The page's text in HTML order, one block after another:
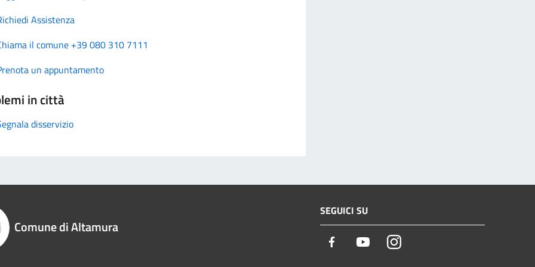
Assistenza
il comune +39 080 310 7111
un appuntamento
in città
disservizio
Comune di Altamura
SEGUICI SU
Facebook YoutubeInstagram